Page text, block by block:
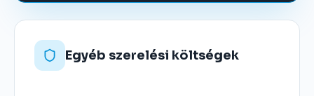
Egyéb szerelési költségek